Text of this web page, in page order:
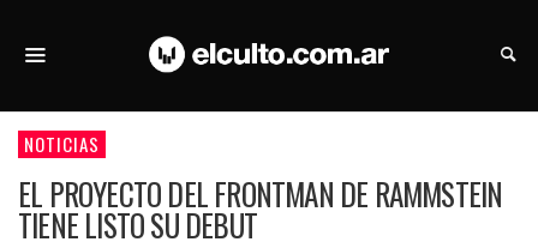
NOTICIAS
EL PROYECTO DEL FRONTMAN DE RAMMSTEIN
TIENE LISTO SU DEBUT